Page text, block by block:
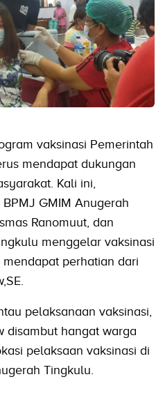
vaksinasi Pemerintah
mendapat dukungan
Kali ini,
GMIM Anugerah
Ranomuut, dan
menggelar vaksinasi
perhatian dari
pelaksanaan vaksinasi,
disambut hangat warga
pelaksaan vaksinasi di
Tingkulu.